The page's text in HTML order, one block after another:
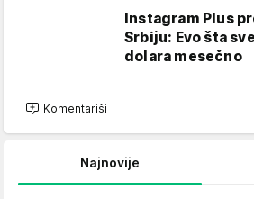
Instagram Plus
Srbiju: Evo šta
dolara mesečno
Komentariši
Najnovije